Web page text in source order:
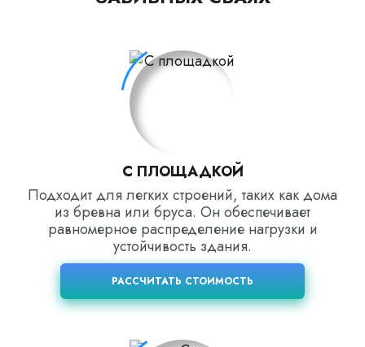
С ПЛОЩАДКОЙ
Подходит для легких строений, таких как дома
из бревна или бруса. Он обеспечивает
равномерное распределение нагрузки и
устойчивость здания.
РАССЧИТАТЬ СТОИМОСТЬ